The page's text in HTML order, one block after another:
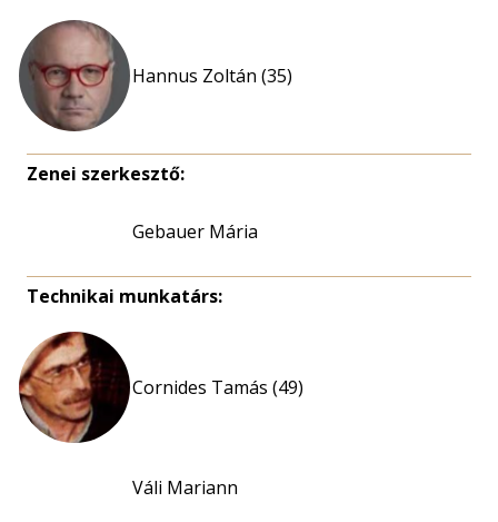
Hannus Zoltán (35)
Zenei szerkesztő:
Gebauer Mária
Technikai munkatárs:
Cornides Tamás (49)
Váli Mariann